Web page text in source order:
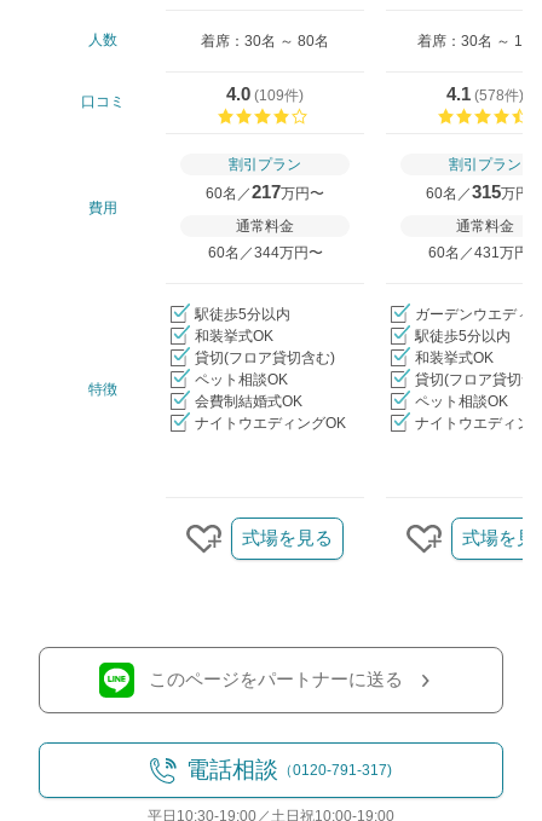
人数 着席：30名 ～ 80名 着席：30名 ～ 146
口コミ 4.0 (109件)
4.1 (578件)
費用
割引プラン
60名／217万円〜
通常料金
60名／344万円〜
割引プラン
60名／315万円
通常料金
60名／431万円〜
特徴
駅徒歩5分以内
和装挙式OK
貸切(フロア貸切含む)
ペット相談OK
会費制結婚式OK
ナイトウエディングOK
ガーデンウエディ
駅徒歩5分以内
和装挙式OK
貸切(フロア貸切含
ペット相談OK
ナイトウエディン
クリップする
式場を見る
クリップす
式場を見
このページをパートナーに送る
電話相談 （0120-791-317)
平日10:30-19:00／土日祝10:00-19:00